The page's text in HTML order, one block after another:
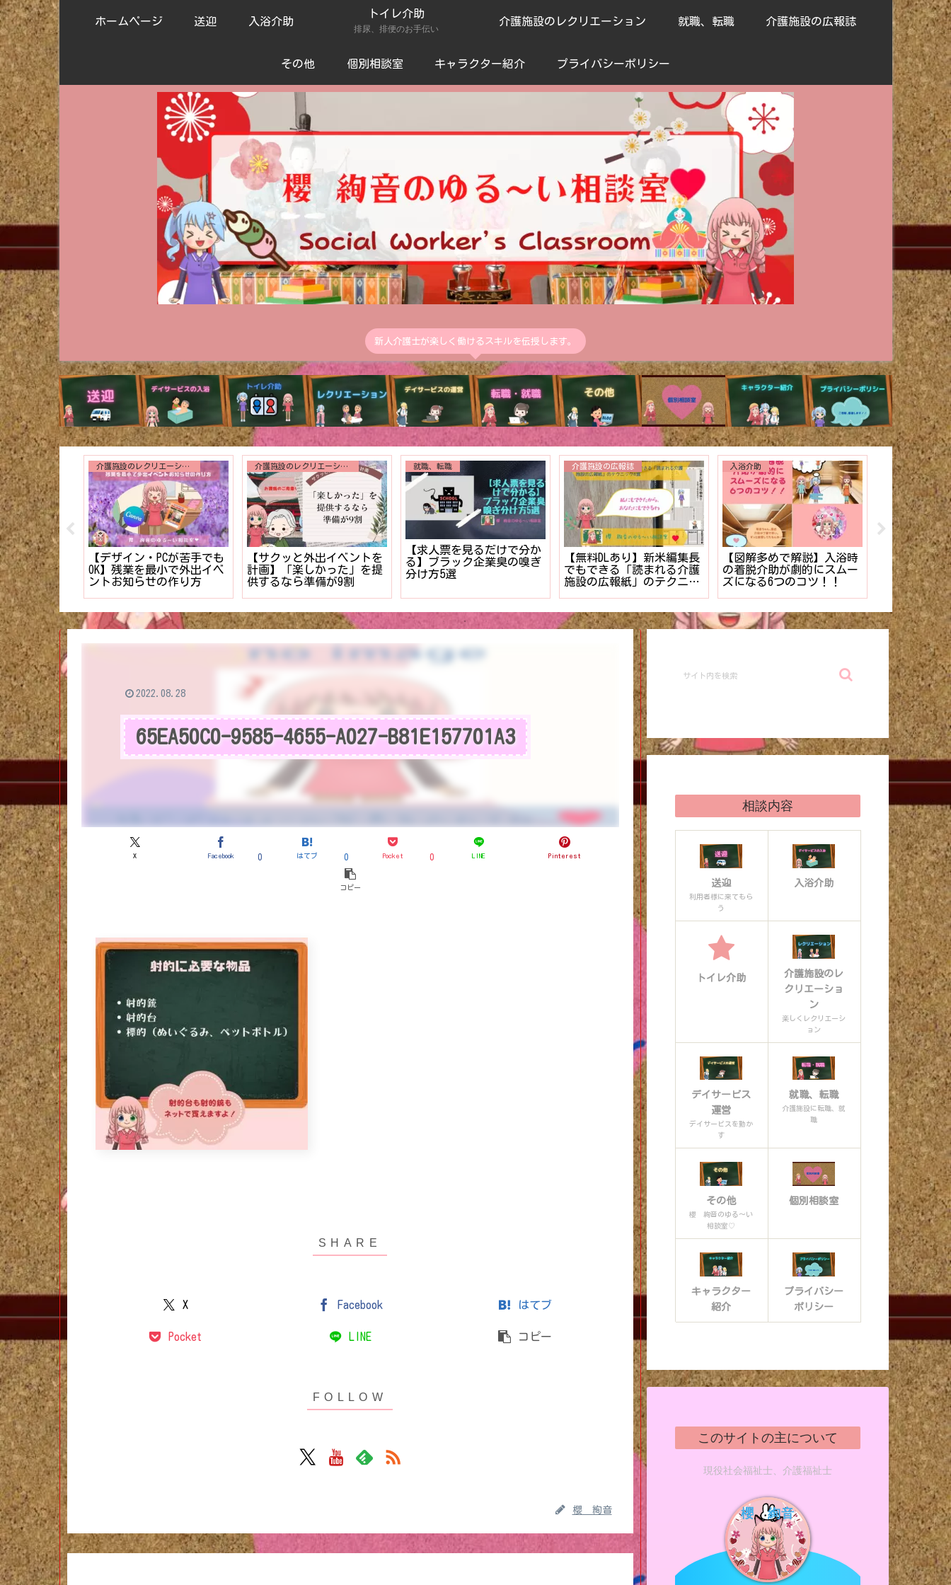
新人介護士が楽しく働けるスキルを伝授します。
ホームページ 送迎 入浴介助
トイレ介助
排尿、排便のお手伝い
介護施設のレクリエーション 就職、転職 介護施設の広報誌
その他 個別相談室 キャラクター紹介 プライバシーポリシー
説】入浴時
的にスムー
コツ！！
介護施設のレクリエーション
誕生日会で絶対に外せない
3つのアトラクション【利
用者様に最高の写真を】
入浴介助
【新人介護士のうちに解決
したい！】利用者様の入浴
拒否を克服する対策３ステ
送迎
送迎中の交通事故発生！！
二度と繰り返さない事故報
告書の書き方【マニュア
トイレ介助
【まだ終わらない】を解
決⁉︎新人介護士でもできる
排泄介助の管理法
その他
介護施設のケース記録の書
き方。【マニュアル】
【少ない準
イサービス
厳選❤︎
65EA50C0-9585-4655-A027-B81E157701A3
X Facebook 0 はてブ 0 Pocket 0 LINE Pinterest
コピー
2022.08.28
X Facebook はてブ
Pocket LINE コピー
櫻 絢音
相談内容
送迎
利用者様に来てもら
う
入浴介助
トイレ介助
介護施設のレ
クリエーショ
ン
楽しくレクリエーシ
ョン
デイサービス
運営
デイサービスを動か
す
就職、転職
介護施設に転職、就
職
その他
櫻 絢音のゆる〜い
相談室♡
個別相談室
キャラクター
紹介
プライバシー
ポリシー
このサイトの主について
現役社会福祉士、介護福祉士
櫻 絢音